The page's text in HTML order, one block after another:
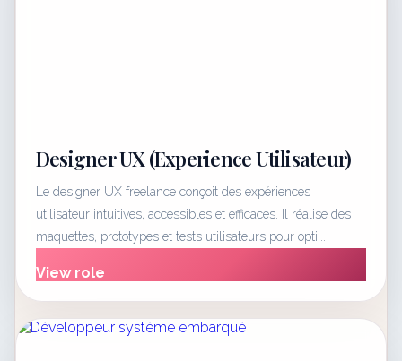
Designer UX (Experience Utilisateur)
Le designer UX freelance conçoit des expériences
utilisateur intuitives, accessibles et efficaces. Il réalise des
maquettes, prototypes et tests utilisateurs pour opti...
View role